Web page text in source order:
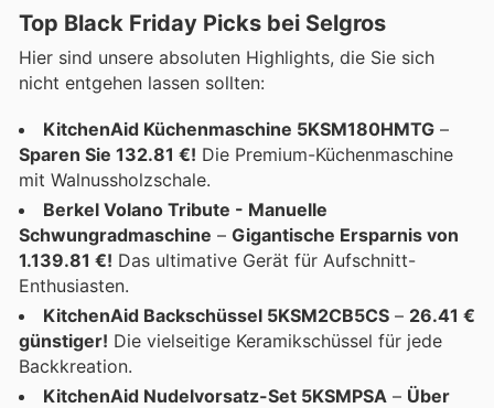
Top Black Friday Picks bei Selgros
Hier sind unsere absoluten Highlights, die Sie sich
nicht entgehen lassen sollten:
KitchenAid Küchenmaschine 5KSM180HMTG –
Sparen Sie 132.81 €! Die Premium-Küchenmaschine
mit Walnussholzschale.
Berkel Volano Tribute - Manuelle
Schwungradmaschine – Gigantische Ersparnis von
1.139.81 €! Das ultimative Gerät für Aufschnitt-
Enthusiasten.
KitchenAid Backschüssel 5KSM2CB5CS – 26.41 €
günstiger! Die vielseitige Keramikschüssel für jede
Backkreation.
KitchenAid Nudelvorsatz-Set 5KSMPSA – Über